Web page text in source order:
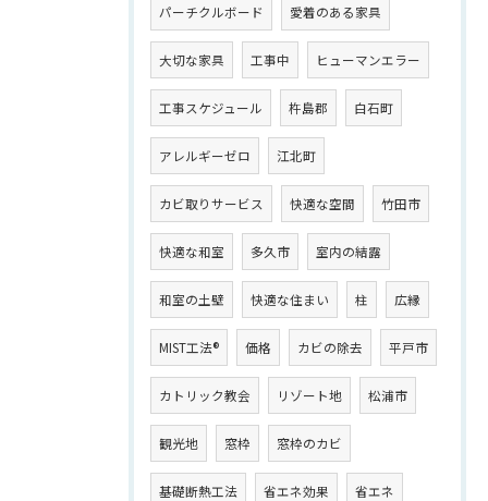
パーチクルボード 愛着のある家具
大切な家具 工事中 ヒューマンエラー
工事スケジュール 杵島郡 白石町
アレルギーゼロ 江北町
カビ取りサービス 快適な空間 竹田市
快適な和室 多久市 室内の結露
和室の土壁 快適な住まい 柱 広縁
MIST工法® 価格 カビの除去 平戸市
カトリック教会 リゾート地 松浦市
観光地 窓枠 窓枠のカビ
基礎断熱工法 省エネ効果 省エネ